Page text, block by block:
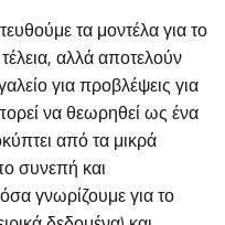
τα μοντέλα για το
αλλά αποτελούν
για προβλέψεις για
να θεωρηθεί ως ένα
από τα μικρά
συνεπή και
γνωρίζουμε για το